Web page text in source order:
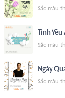
Sắc màu
Tình Yêu
Sắc màu
Ngày
Sắc màu